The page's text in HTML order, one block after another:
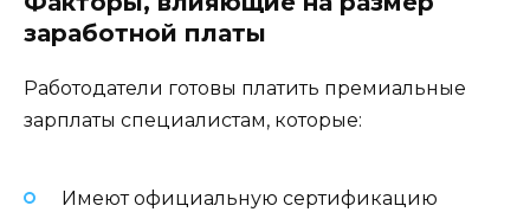
заработной платы
Работодатели готовы платить премиальные
зарплаты специалистам, которые:
Имеют официальную сертификацию